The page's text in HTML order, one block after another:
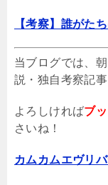
【考察】誰がた
当ブログでは、
説・独自考察記事
よろしければブ
さいね！
カムカムエヴリ